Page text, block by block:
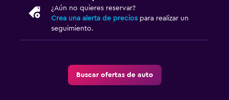
¿Aún no quieres reservar?
Crea una alerta de precios para realizar un
seguimiento.
Buscar ofertas de auto